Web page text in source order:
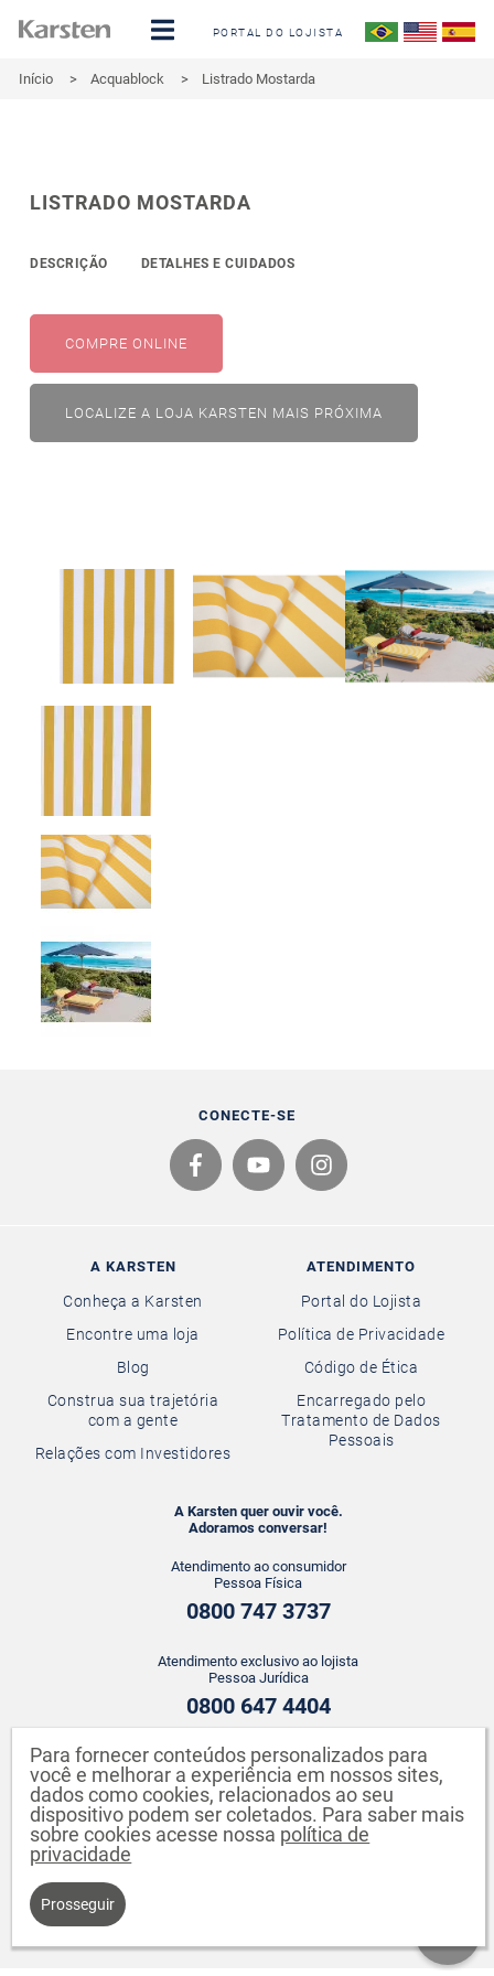
PORTAL DO LOJISTA
Início > Acquablock > Listrado Mostarda
LISTRADO MOSTARDA
DESCRIÇÃO DETALHES E CUIDADOS
COMPRE ONLINE
LOCALIZE A LOJA KARSTEN MAIS PRÓXIMA
CONECTE-SE
A KARSTEN
Conheça a Karsten
Encontre uma loja
Blog
Construa sua trajetória
com a gente
Relações com Investidores
ATENDIMENTO
Portal do Lojista
Política de Privacidade
Código de Ética
Encarregado pelo
Tratamento de Dados
Pessoais
ATENDIMENTO WHATSAPP
+55 43 3142-2149
A Karsten quer ouvir você.
Adoramos conversar!
Atendimento ao consumidor
Pessoa Física
0800 747 3737
Atendimento exclusivo ao lojista
Pessoa Jurídica
0800 647 4404
Karsten S.A. CNPJ: 82.640.558/0001-04. Endereço: Rua Johann Karsten,
Para fornecer conteúdos personalizados para
você e melhorar a experiência em nossos sites,
dados como cookies, relacionados ao seu
dispositivo podem ser coletados. Para saber mais
sobre cookies acesse nossa política de
privacidade
Prosseguir